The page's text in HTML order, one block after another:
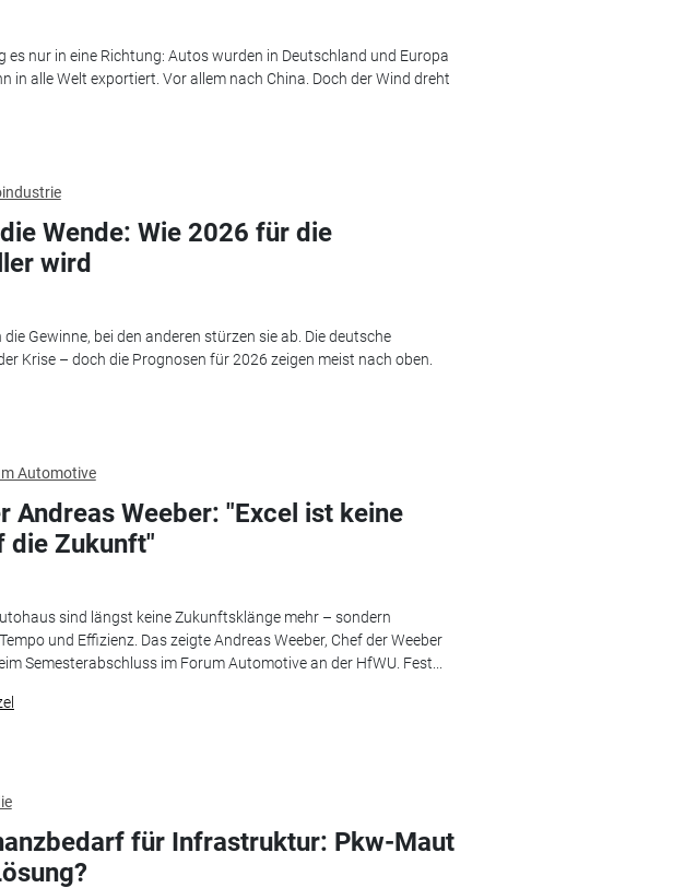
es nur in eine Richtung: Autos wurden in Deutschland und Europa
in alle Welt exportiert. Vor allem nach China. Doch der Wind dreht
Wende: Wie 2026 für die
wird
die Gewinne, bei den anderen stürzen sie ab. Die deutsche
Krise – doch die Prognosen für 2026 zeigen meist nach oben.
Automotive
Andreas Weeber: "Excel ist keine
die Zukunft"
sind längst keine Zukunftsklänge mehr – sondern
und Effizienz. Das zeigte Andreas Weeber, Chef der Weeber
Semesterabschluss im Forum Automotive an der HfWU. Fest...
für Infrastruktur: Pkw-Maut